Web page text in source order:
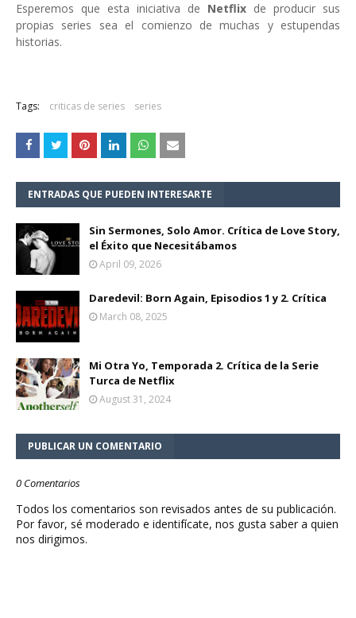
Esperemos que esta iniciativa de Netflix de producir sus
propias series sea el comienzo de muchas y estupendas
historias.
Tags: criticas de series series
ENTRADAS QUE PUEDEN INTERESARTE
Sin Sermones, Solo Amor. Crítica de Love Story,
el Éxito que Necesitábamos
April 09, 2026
Daredevil: Born Again, Episodios 1 y 2. Crítica
March 08, 2025
Mi Otra Yo, Temporada 2. Crítica de la Serie
Turca de Netflix
August 31, 2024
PUBLICAR UN COMENTARIO
0 Comentarios
Todos los comentarios son revisados antes de su publicación.
Por favor, sé moderado e identifícate, nos gusta saber a quien
nos dirigimos.